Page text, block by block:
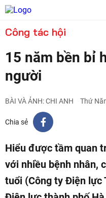
Công tác hội
15 năm bền bỉ
người
BÀI VÀ ẢNH: CHI ANH Thứ
Chia sẻ
Hiểu được tầm quan
với nhiều bệnh nhân,
tuổi (Công ty Điện lực